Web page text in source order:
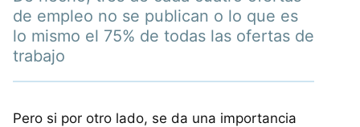
de empleo no se publican o lo que es
lo mismo el 75% de todas las ofertas de
trabajo
Pero si por otro lado, se da una importancia